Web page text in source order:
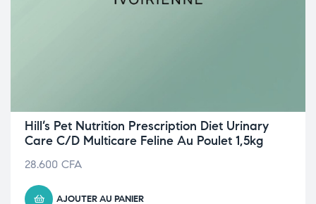
Hill’s Pet Nutrition Prescription Diet Urinary
Care C/D Multicare Feline Au Poulet 1,5kg
28.600 CFA
AJOUTER AU PANIER